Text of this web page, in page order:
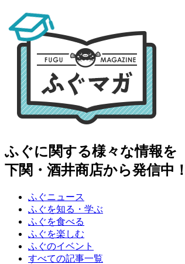
ふぐに関する様々な情報を
下関・酒井商店から発信中！
ふぐニュース
ふぐを知る・学ぶ
ふぐを食べる
ふぐを楽しむ
ふぐのイベント
すべての記事一覧